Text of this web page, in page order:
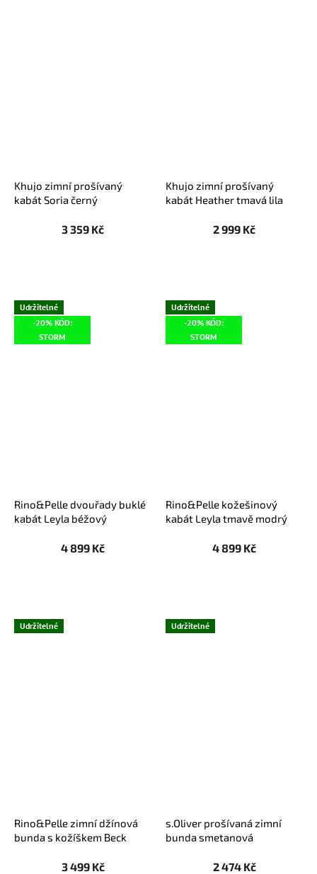
Khujo zimní prošívaný
kabát Soria černý
3 359 Kč
Khujo zimní prošívaný
kabát Heather tmavá lila
2 999 Kč
Udržitelné
-20% KÓD:
STORM
Rino&Pelle dvouřady buklé
kabát Leyla béžový
4 899 Kč
Udržitelné
-20% KÓD:
STORM
Rino&Pelle kožešinový
kabát Leyla tmavě modrý
4 899 Kč
Udržitelné
Rino&Pelle zimní džínová
bunda s kožíškem Beck
3 499 Kč
Udržitelné
s.Oliver prošívaná zimní
bunda smetanová
2 474 Kč